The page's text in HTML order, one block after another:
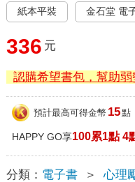
紙本平裝 金石堂 電
336 元
認購希望書包，幫助弱
預計最高可得金幣 15點
HAPPY GO享100累1點 4
分類： 電子書 ＞ 心理